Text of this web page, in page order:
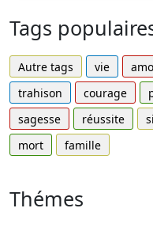
Tags
Autre tags vie
trahison
courage
sagesse
réussite
mort
famille
Thémes